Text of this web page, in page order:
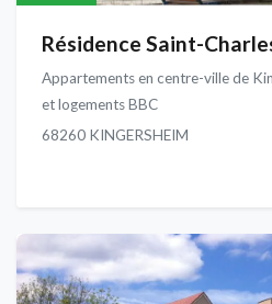
Résidence Saint-
Appartements en centre-ville de
et logements BBC
68260 KINGERSHEIM